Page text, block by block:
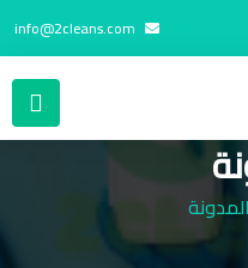
info@2cleans.com
المدونة